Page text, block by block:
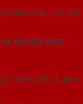
tĩnh điện hay bọc
06/2020 BXD:
(60’), 1.4mm